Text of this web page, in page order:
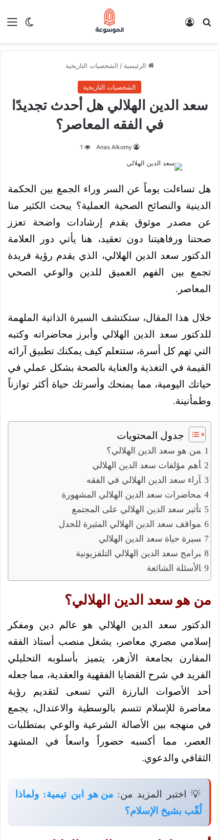
الوضع بحث عن
الرئيسية / الشخصيات التاريخية
الشخصيات التاريخية
سعد الدين الهلالي هل أحدث تجديدًا
في الفقه المعاصر؟
Anas Alkomy
1
هل تساءلت يوماً عن السر وراء الجمع بين الحكمة
الدينية والنصائح الصحية العملية؟ يبحث الكثير منا
عن مصدر موثوق يقدم إرشادات واضحة تعزز
صحتنا ورفاهيتنا دون تعقيد، هنا يأتي دور العلامة
الدكتور سعد الدين الهلالي، الذي يقدم رؤية فريدة
تجمع بين الفهم العميق للدين والوعي الصحي
المعاصر.
خلال هذا المقال، ستكتشف السيرة الذاتية الملهمة
للدكتور سعد الدين الهلالي وأبرز محاضراته وكتبه
التي تهم كل أسرة، ستتعلم كيف يمكنك تطبيق آرائه
القيمة في التغذية والعناية بالصحة بشكل عملي في
حياتك اليومية، مما يمنحك وأسرتك حياة أكثر توازناً
وطمأنينة.
جدول المحتويات
من هو سعد الدين الهلالي؟
أهم مؤلفات سعد الدين الهلالي
آراء سعد الدين الهلالي في الفقه
محاضرات سعد الدين الهلالي المشهورة
تأثير سعد الدين الهلالي على المجتمع
مواقف سعد الدين الهلالي المثيرة للجدل
سيرة حياة سعد الدين الهلالي
برامج سعد الدين الهلالي التلفزيونية
الأسئلة الشائعة
من هو سعد الدين الهلالي؟
الدكتور سعد الدين الهلالي هو عالم دين ومفكر
إسلامي مصري معاصر، يشغل منصب أستاذ الفقه
المقارن بجامعة الأزهر، يتميز بأسلوبه التحليلي
الفريد في شرح القضايا الفقهية والعقدية، مما جعله
أحد الأصوات البارزة التي تسعى لتقديم رؤية
معاصرة للإسلام تتسم بالوسطية والاعتدال، يجمع
في منهجه بين الأصالة الشرعية والوعي بمتطلبات
العصر، مما أكسبه حضوراً واسعاً في المشهد
الثقافي والدعوي.
💡 اختبر المزيد من: من هو ابن تيمية: ولماذا
لُقّب بشيخ الإسلام؟